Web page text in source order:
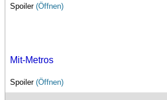
Spoiler (Öffnen)
Mit-Metros
Spoiler (Öffnen)